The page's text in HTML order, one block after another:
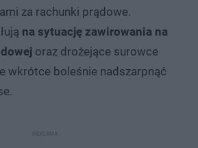
za rachunki prądowe.
na sytuację zawirowania na
oraz drożejące surowce
wkrótce boleśnie nadszarpnąć